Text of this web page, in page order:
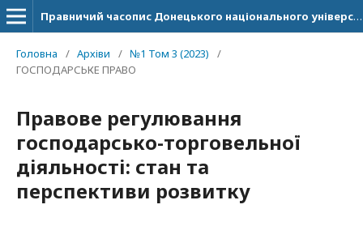
Правничий часопис Донецького національного університету імені Василя Стуса
Головна / Архіви / №1 Том 3 (2023)
/
ГОСПОДАРСЬКЕ ПРАВО
Правове регулювання
господарсько-торговельної
діяльності: стан та
перспективи розвитку